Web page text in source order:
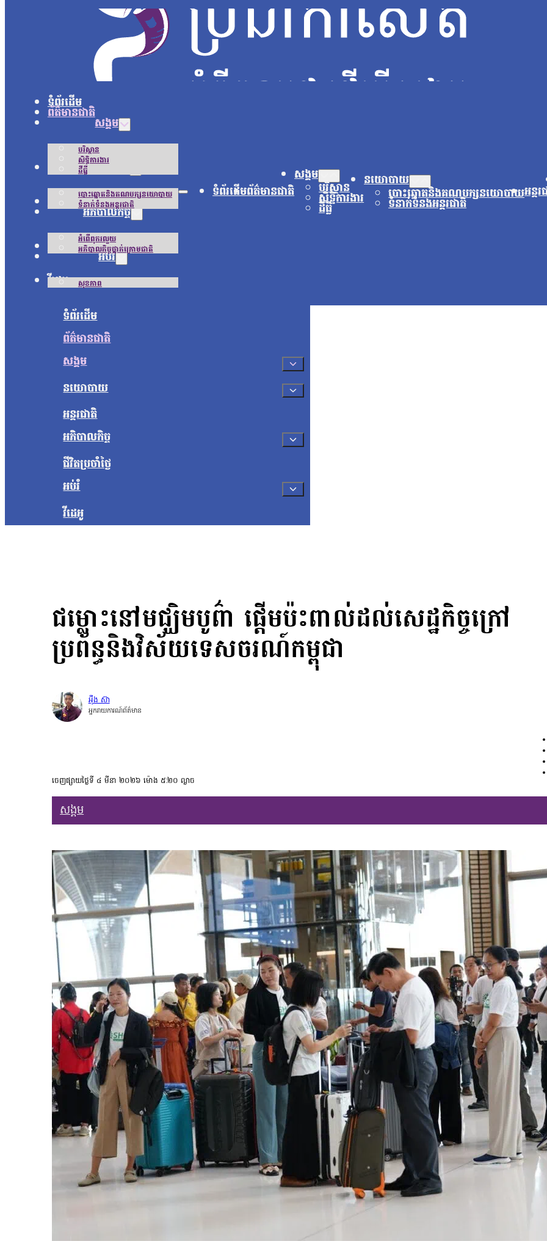
ទំព័រដើម
ព័ត៌មានជាតិ
សង្គម
បរិស្ថាន
សិទ្ធិការងារ
ដីធ្លីនយោបាយ
បោះឆ្នោតនិងគណបក្សនយោបាយ
ទំនាក់ទំនងអន្តរជាតិ
អន្តរជាតិ
អភិបាលកិច្ច
អំពើពុករលួយ
អភិបាលកិច្ចថ្នាក់ក្រោមជាតិ
ជីវិតប្រចាំថ្ងៃ
អប់រំ
សុខភាព
វីដេអូ
ទំព័រដើមព័ត៌មានជាតិ
សង្គម
បរិស្ថាន
សិទ្ធិការងារ
ដីធ្លី
នយោបាយ
បោះឆ្នោតនិងគណបក្សនយោបាយ
ទំនាក់ទំនងអន្តរជាតិ
អន្ត
ទំព័រដើម
ព័ត៌មានជាតិ
សង្គម
នយោបាយ
អន្តរជាតិ
អភិបាលកិច្ច
ជីវិតប្រចាំថ្ងៃ
អប់រំ
វីដេអូ
ជម្លោះនៅមជ្ឃិមបូព៌ា ផ្ដើមប៉ះពាល់ដល់សេដ្ឋកិច្ចក្រៅ
ប្រព័ន្ធនិងវិស័យទេសចរណ៍កម្ពុជា
អុឺង ស៊ា
អ្នករាយការណ៍ព័ត៌មាន
ចេញផ្សាយថ្ងៃទី ៤ មីនា ២០២៦ ម៉ោង ៥:២០ ល្ងាច
សង្គម